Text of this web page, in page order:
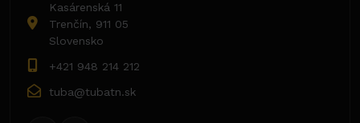
Kasárenská 11
Trenčín, 911 05
Slovensko
+421 948 214 212
tuba@tubatn.sk